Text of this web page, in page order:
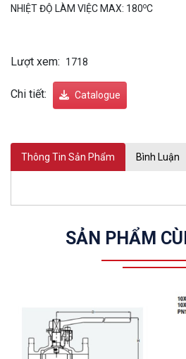
NHIỆT ĐỘ LÀM VIỆC MAX: 180oC
Lượt xem: 1718
Chi tiết: Catalogue
Thông Tin Sản Phẩm Bình Luận
SẢN PHẨM